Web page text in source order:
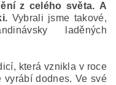
z celého světa. A
Vybrali jsme takové,
laděných
která vznikla v roce
vyrábí dodnes. Ve své